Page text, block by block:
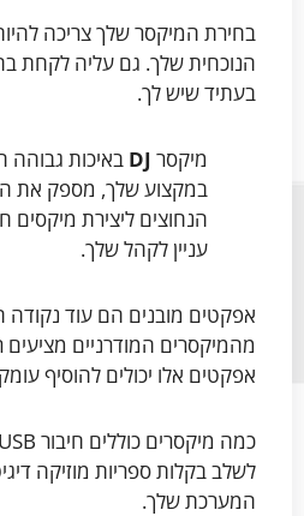
בחירת המיקסר שלך צריכה
הנוכחית שלך. גם עליה לקחת
בעתיד שיש לך.
מיקסר DJ באיכות
במקצוע שלך, מספק את
הנחוצים ליצירת מיקסים
עניין לקהל שלך.
אפקטים מובנים הם עוד נקודה
מהמיקסרים המודרניים מציעים
אפקטים אלו יכולים להוסיף
לשלב בקלות ספריות מוזיקה
המערכת שלך.